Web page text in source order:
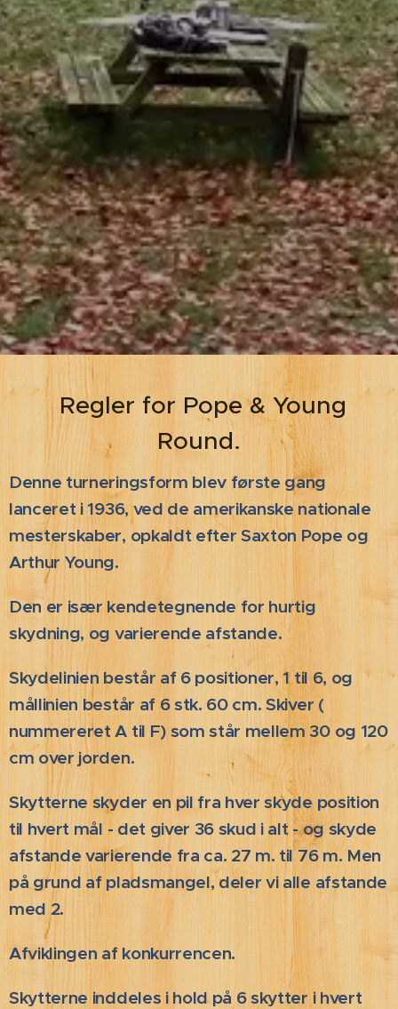
Regler for Pope & Young
Round.
Denne turneringsform blev første gang
lanceret i 1936, ved de amerikanske nationale
mesterskaber, opkaldt efter Saxton Pope og
Arthur Young.
Den er især kendetegnende for hurtig
skydning, og varierende afstande.
Skydelinien består af 6 positioner, 1 til 6, og
mållinien består af 6 stk. 60 cm. Skiver (
nummereret A til F) som står mellem 30 og 120
cm over jorden.
Skytterne skyder en pil fra hver skyde position
til hvert mål - det giver 36 skud i alt - og skyde
afstande varierende fra ca. 27 m. til 76 m. Men
på grund af pladsmangel, deler vi alle afstande
med 2.
Afviklingen af konkurrencen.
Skytterne inddeles i hold på 6 skytter i hvert